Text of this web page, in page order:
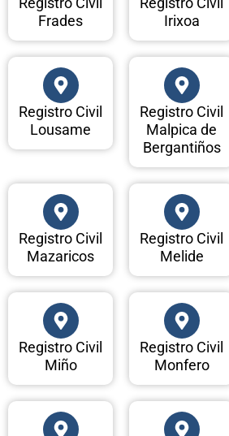
Frades
Irixoa
Registro Civil
Lousame
Registro Civil
Malpica de
Bergantiños
Registro Civil
Mazaricos
Registro Civil
Melide
Registro Civil
Miño
Registro Civil
Monfero